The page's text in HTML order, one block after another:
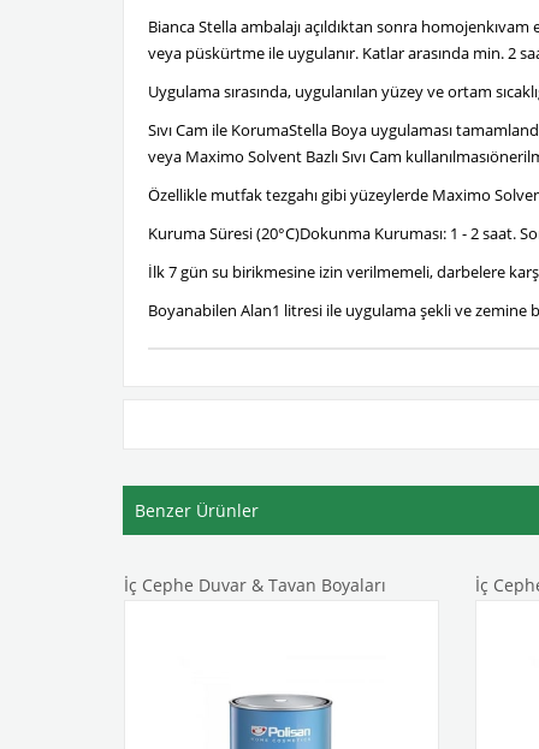
Bianca Stella ambalajı açıldıktan sonra
veya püskürtme ile uygulanır. Katlar arasında min. 2
Uygulama sırasında, uygulanılan yüzey ve ortam
Sıvı Cam ile KorumaStella Boya uygulaması
veya Maximo Solvent Bazlı Sıvı Cam
Özellikle mutfak tezgahı gibi yüzeylerde Maximo Solvent
Kuruma Süresi (20°C)Dokunma Kuruması: 1 - 2 saat.
İlk 7 gün su birikmesine izin verilmemeli, darbelere
Boyanabilen Alan1 litresi ile uygulama şekli ve zemine
Benzer Ürünler
İç Cephe Duvar & Tavan Boyaları İç